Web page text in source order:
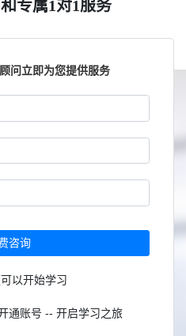
专属1对1服务
问立即为您提供服务
咨询
以开始学习
通账号 -- 开启学习之旅